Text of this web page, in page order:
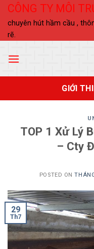
Skip
content
CÔNG TY MÔI
chuyên hút hầm cầu ,
rẽ.
GIỚI
TOP 1 Xử Lý
– Cty
POSTED ON
29
Th7